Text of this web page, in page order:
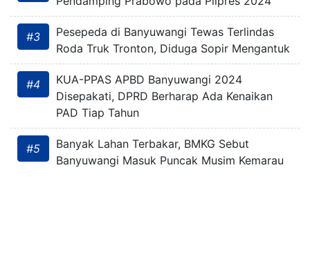
#3
Pesepeda di Banyuwangi Tewas Terlindas
Roda Truk Tronton, Diduga Sopir Mengantuk
#4
KUA-PPAS APBD Banyuwangi 2024
Disepakati, DPRD Berharap Ada Kenaikan
PAD Tiap Tahun
#5
Banyak Lahan Terbakar, BMKG Sebut
Banyuwangi Masuk Puncak Musim Kemarau